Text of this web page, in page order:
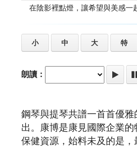
小 中 大 特
朗讀：
鋼琴與提琴共譜一首首優
出。康博是康見國際企業
保健資源，始料未及的是，